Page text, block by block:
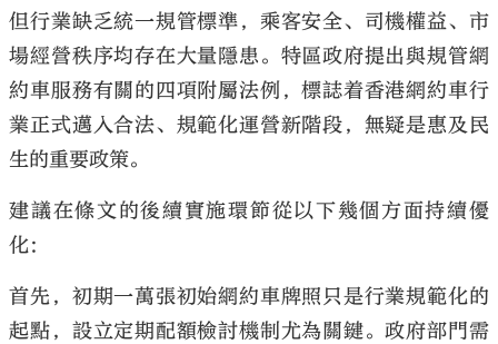
但行業缺乏統一規管標準，乘客安全、司機權益、市
場經營秩序均存在大量隱患。特區政府提出與規管網
約車服務有關的四項附屬法例，標誌着香港網約車行
業正式邁入合法、規範化運營新階段，無疑是惠及民
生的重要政策。
建議在條文的後續實施環節從以下幾個方面持續優
化：
首先，初期一萬張初始網約車牌照只是行業規範化的
起點，設立定期配額檢討機制尤為關鍵。政府部門需